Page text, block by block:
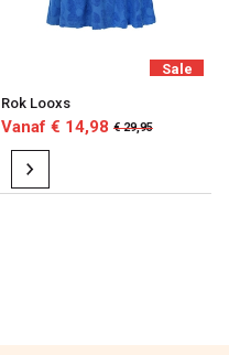
Sale
Rok Looxs
Vanaf € 14,98 € 29,95